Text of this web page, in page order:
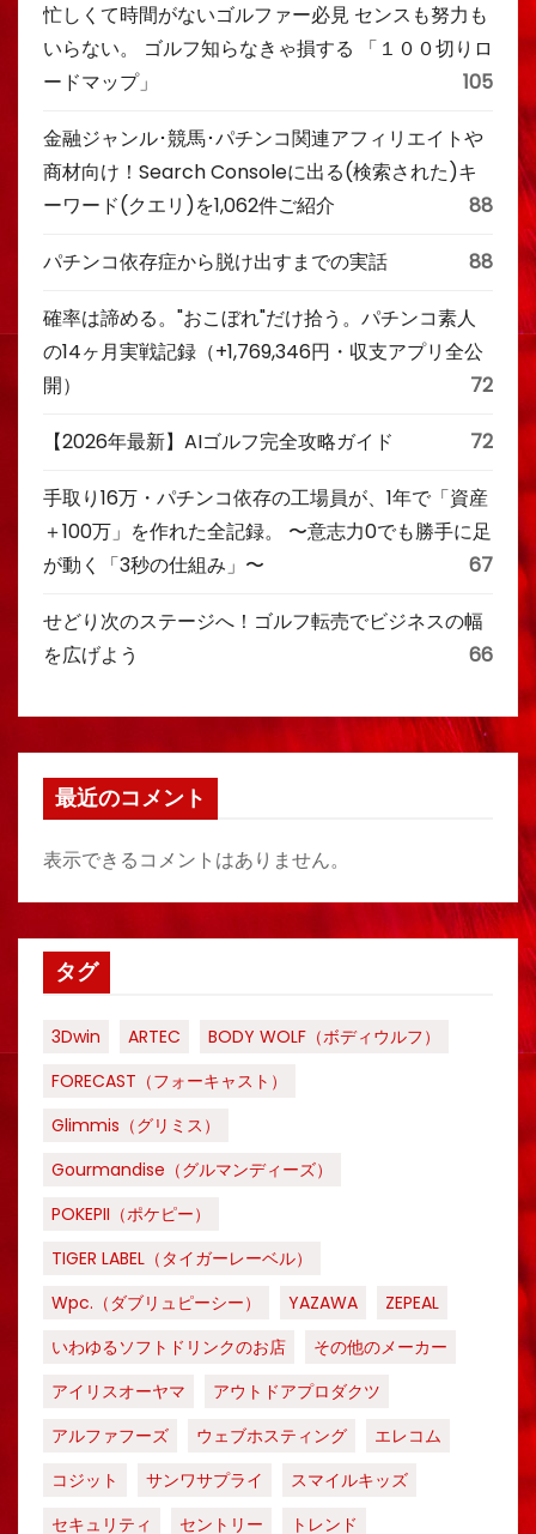
忙しくて時間がないゴルファー必見 センスも努力も
いらない。 ゴルフ知らなきゃ損する 「１００切りロ
ードマップ」
105
金融ジャンル･競馬･パチンコ関連アフィリエイトや
商材向け！Search Consoleに出る(検索された)キ
ーワード(クエリ)を1,062件ご紹介
88
パチンコ依存症から脱け出すまでの実話 88
確率は諦める。"おこぼれ"だけ拾う。パチンコ素人
の14ヶ月実戦記録（+1,769,346円・収支アプリ全公
開）
72
【2026年最新】AIゴルフ完全攻略ガイド 72
手取り16万・パチンコ依存の工場員が、1年で「資産
＋100万」を作れた全記録。 〜意志力0でも勝手に足
が動く「3秒の仕組み」〜
67
せどり次のステージへ！ゴルフ転売でビジネスの幅
を広げよう
66
最近のコメント
表示できるコメントはありません。
タグ
3Dwin ARTEC
BODY WOLF（ボディウルフ）
FORECAST（フォーキャスト）
Glimmis（グリミス）
Gourmandise（グルマンディーズ）
POKEPII（ポケピー）
TIGER LABEL（タイガーレーベル）
Wpc.（ダブリュピーシー）
YAZAWA
ZEPEAL
いわゆるソフトドリンクのお店
その他のメーカー
アイリスオーヤマ
アウトドアプロダクツ
アルファフーズ
ウェブホスティング
エレコム
コジット
サンワサプライ
スマイルキッズ
セキュリティ
セントリー
トレンド